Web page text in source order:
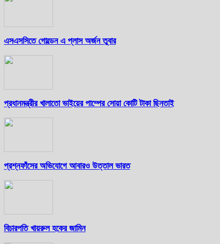
এসএসসিতে গোল্ডেন এ প্লাস অর্জন তুবার
প্রধানমন্ত্রীর খালাতো ভাইয়ের পাম্পের সোয়া কোটি টাকা ছিনতাই
প্রশ্নফাঁসের অভিযোগে আবারও উত্তাল ভারত
বিচারপতি খায়রুল হকের জামিন